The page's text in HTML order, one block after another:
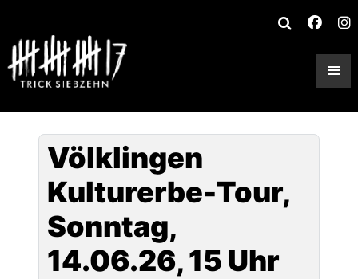
≡
Völklingen
Kulturerbe-Tour,
Sonntag,
14.06.26, 15 Uhr